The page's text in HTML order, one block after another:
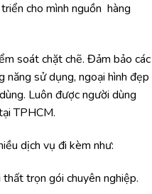
cho mình nguồn hàng
soát chặt chẽ. Đảm bảo các
năng sử dụng, ngoại hình đẹp
Luôn được người dùng
TPHCM.
dịch vụ đi kèm như:
trọn gói chuyên nghiệp.